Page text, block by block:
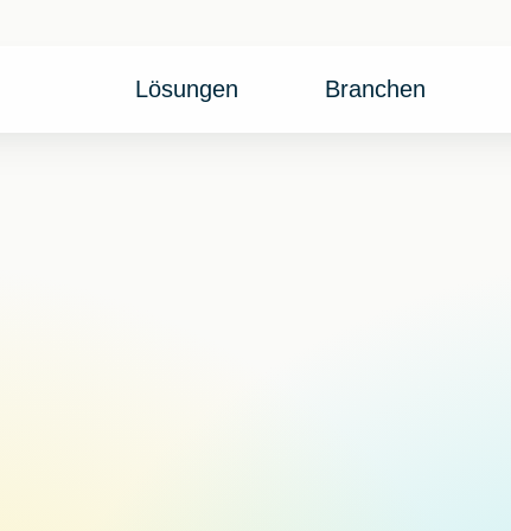
Lösungen Branchen